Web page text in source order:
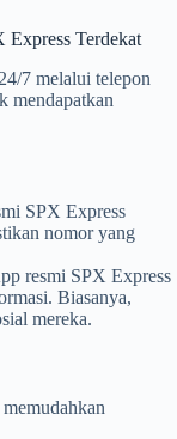
Express Terdekat
7 melalui telepon
mendapatkan
SPX Express
nomor yang
resmi SPX Express
Biasanya,
mereka.